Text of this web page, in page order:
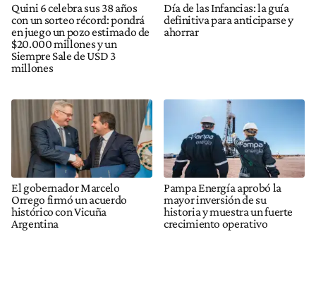
Quini 6 celebra sus 38 años
con un sorteo récord: pondrá
en juego un pozo estimado de
$20.000 millones y un
Siempre Sale de USD 3
millones
Día de las Infancias: la guía
definitiva para anticiparse y
ahorrar
El gobernador Marcelo
Orrego firmó un acuerdo
histórico con Vicuña
Argentina
Pampa Energía aprobó la
mayor inversión de su
historia y muestra un fuerte
crecimiento operativo